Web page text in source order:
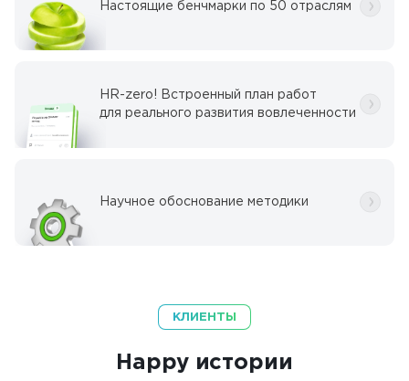
Настоящие бенчмарки по 50 отраслям
HR-zero! Встроенный план работ
для реального развития вовлеченности
Научное обоснование методики
КЛИЕНТЫ
Happy истории